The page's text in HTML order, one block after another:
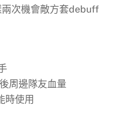
兩次機會敵方套debuff
周邊隊友血量
時使用